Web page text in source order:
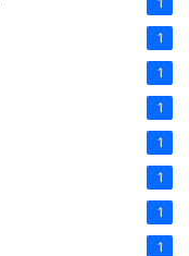
1
1
1
1
1
1
1
1